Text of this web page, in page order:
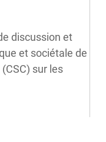
discussion et
et sociétale de
sur les